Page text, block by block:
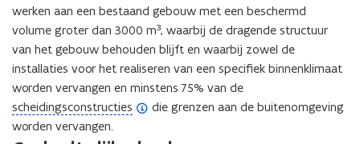
werken aan een bestaand gebouw met een beschermd
volume groter dan 3000 m³, waarbij de dragende structuur
van het gebouw behouden blijft en waarbij zowel de
installaties voor het realiseren van een specifiek binnenklimaat
worden vervangen en minstens 75% van de
scheidingsconstructies
(
o
die grenzen aan de buitenomgeving
worden vervangen.